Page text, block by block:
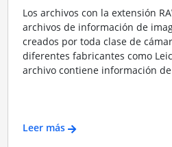
Los archivos con la extensión
archivos de información de
creados por toda clase de
diferentes fabricantes como
archivo contiene información
Leer más